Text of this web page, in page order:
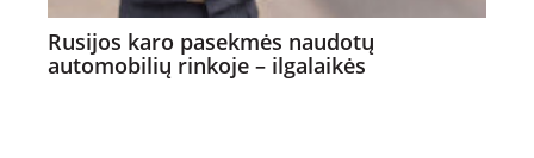
Rusijos karo pasekmės naudotų
automobilių rinkoje – ilgalaikės